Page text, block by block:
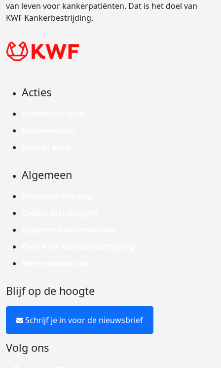
van leven voor kankerpatiënten. Dat is het doel van
KWF Kankerbestrijding.
Acties
Algemeen
Blijf op de hoogte
Schrijf je in voor de nieuwsbrief
Volg ons